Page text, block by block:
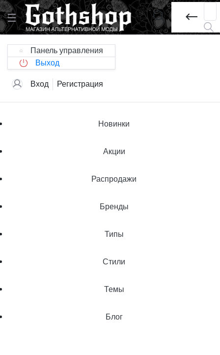
Панель управления
Выход
Вход Регистрация
Новинки
Акции
Распродажи
Бренды
Типы
Стили
Темы
Блог